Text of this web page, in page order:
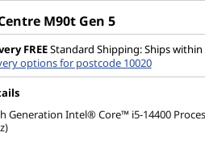
M90t Gen 5
FREEStandard Shipping: Ships
options for postcode 10020
Generation Intel® Core™ i5-14400